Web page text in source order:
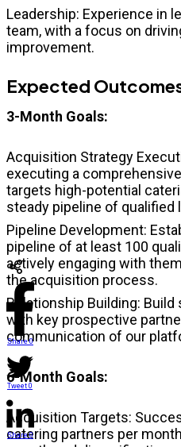
Share 0
Tweet 0
Share 0
Leadership: Experience in
team, with a focus on
improvement.
Expected
3-Month Goals:
Acquisition Strategy
executing a
targets high-potential
steady pipeline of qualified
Pipeline Development:
pipeline of at least 100
actively engaging with
the acquisition process.
Relationship Building:
with key prospective
communication of our
6-Month Goals:
Acquisition Targets:
catering partners per